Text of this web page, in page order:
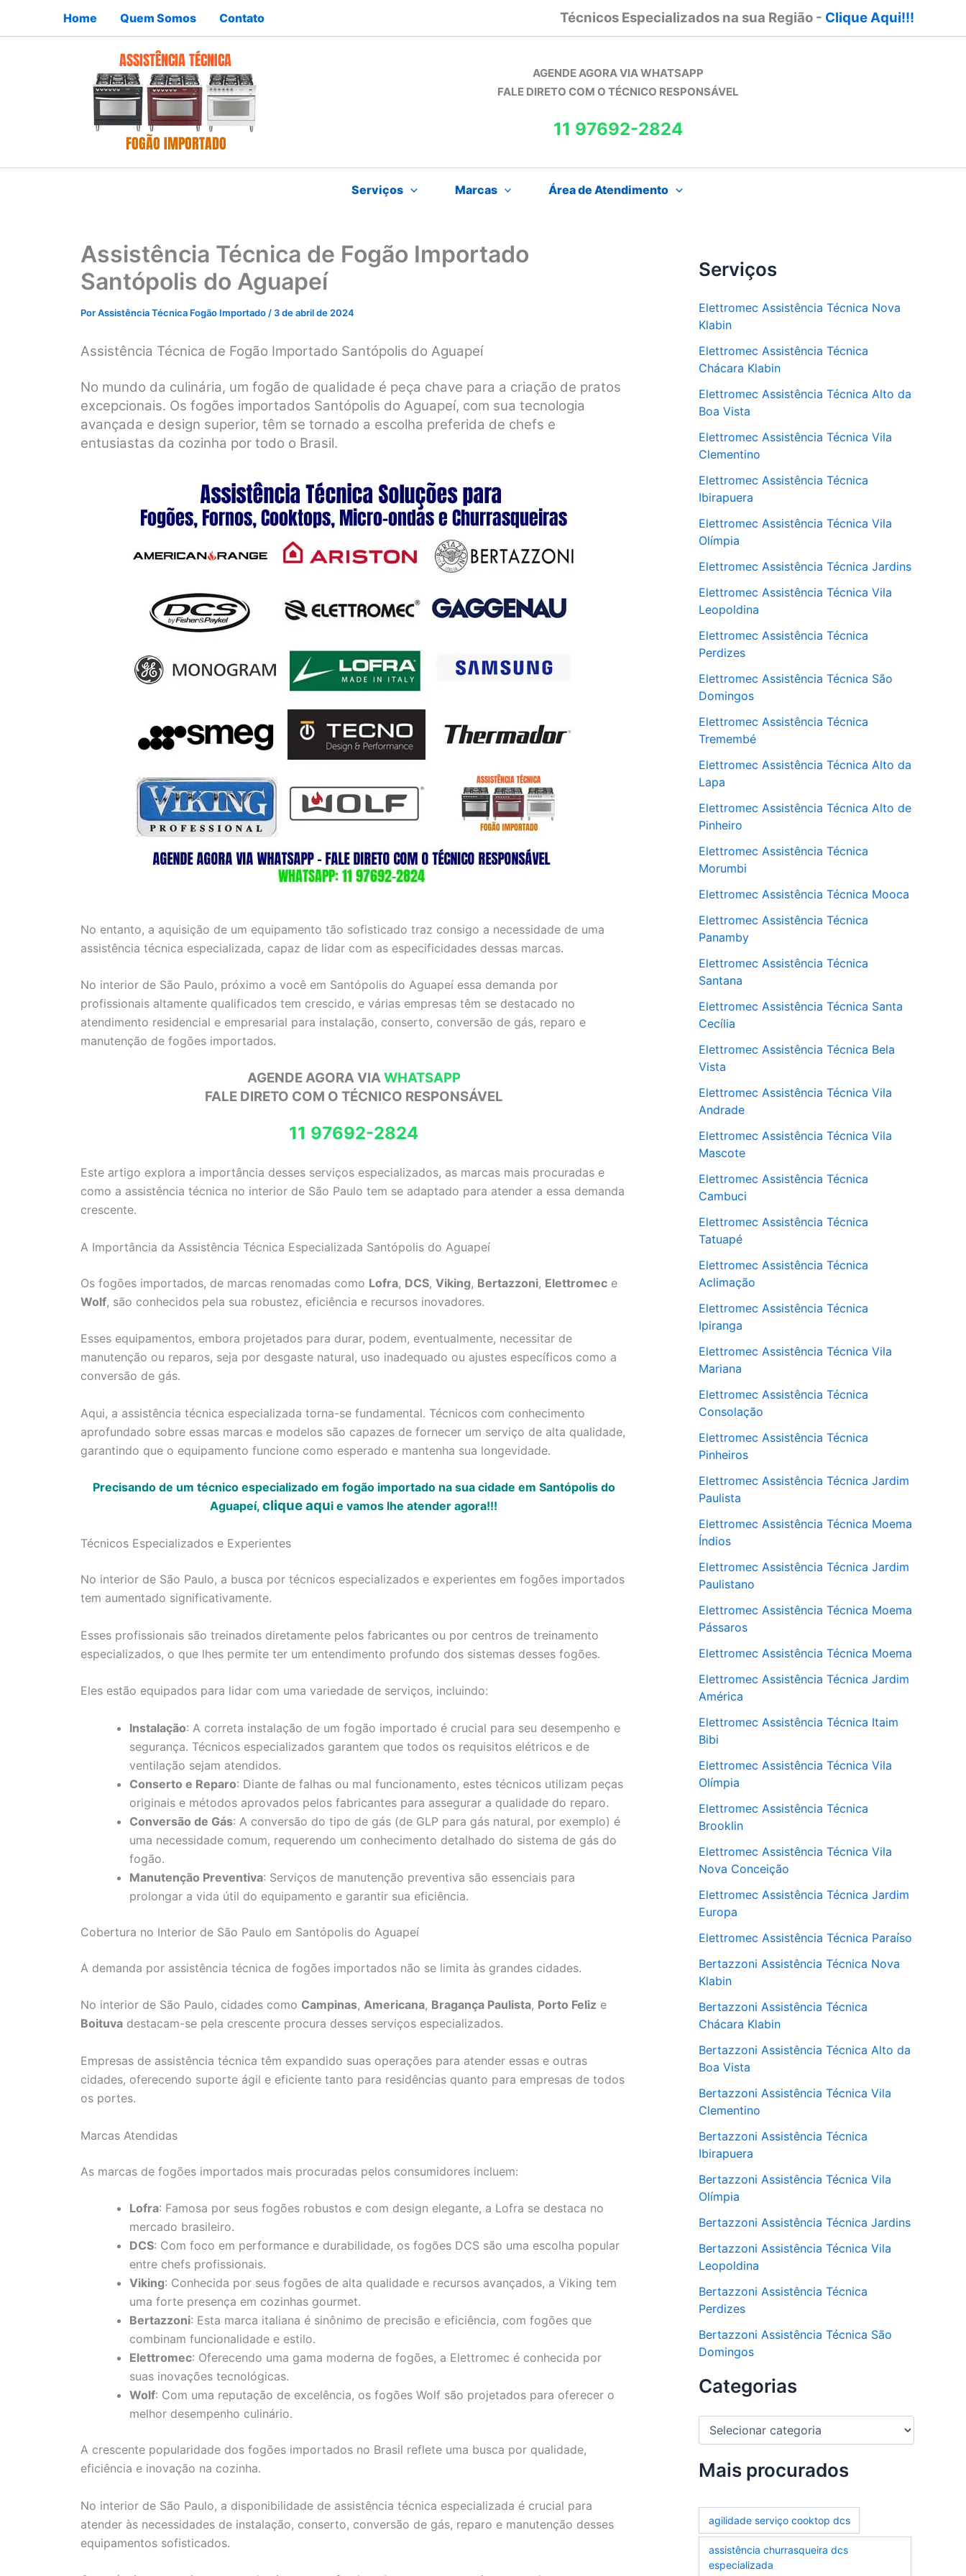
Home Quem Somos Contato Técnicos Especializados na sua Região - Clique Aqui!!!
AGENDE AGORA VIA WHATSAPP
FALE DIRETO COM O TÉCNICO RESPONSÁVEL
11 97692-2824
Serviços Marcas Área de Atendimento
Assistência Técnica de Fogão Importado
Santópolis do Aguapeí
PorAssistência Técnica Fogão Importado / 3 de abril de 2024
Assistência Técnica de Fogão Importado Santópolis do Aguapeí
No mundo da culinária, um fogão de qualidade é peça chave para a criação de pratos
excepcionais. Os fogões importados Santópolis do Aguapeí, com sua tecnologia
avançada e design superior, têm se tornado a escolha preferida de chefs e
entusiastas da cozinha por todo o Brasil.
No entanto, a aquisição de um equipamento tão sofisticado traz consigo a necessidade de uma
assistência técnica especializada, capaz de lidar com as especificidades dessas marcas.
No interior de São Paulo, próximo a você em Santópolis do Aguapeí essa demanda por
profissionais altamente qualificados tem crescido, e várias empresas têm se destacado no
atendimento residencial e empresarial para instalação, conserto, conversão de gás, reparo e
manutenção de fogões importados.
AGENDE AGORA VIAWHATSAPP
FALE DIRETO COM O TÉCNICO RESPONSÁVEL
11 97692-2824
Este artigo explora a importância desses serviços especializados, as marcas mais procuradas e
como a assistência técnica no interior de São Paulo tem se adaptado para atender a essa demanda
crescente.
A Importância da Assistência Técnica Especializada Santópolis do Aguapeí
Os fogões importados, de marcas renomadas como Lofra, DCS, Viking, Bertazzoni, Elettromec e
Wolf, são conhecidos pela sua robustez, eficiência e recursos inovadores.
Esses equipamentos, embora projetados para durar, podem, eventualmente, necessitar de
manutenção ou reparos, seja por desgaste natural, uso inadequado ou ajustes específicos como a
conversão de gás.
Aqui, a assistência técnica especializada torna-se fundamental. Técnicos com conhecimento
aprofundado sobre essas marcas e modelos são capazes de fornecer um serviço de alta qualidade,
garantindo que o equipamento funcione como esperado e mantenha sua longevidade.
Precisando de um técnico especializado em fogão importado na sua cidade em Santópolis do
Aguapeí, clique aqui e vamos lhe atender agora!!!
Técnicos Especializados e Experientes
No interior de São Paulo, a busca por técnicos especializados e experientes em fogões importados
tem aumentado significativamente.
Esses profissionais são treinados diretamente pelos fabricantes ou por centros de treinamento
especializados, o que lhes permite ter um entendimento profundo dos sistemas desses fogões.
Eles estão equipados para lidar com uma variedade de serviços, incluindo:
Instalação: A correta instalação de um fogão importado é crucial para seu desempenho e
segurança. Técnicos especializados garantem que todos os requisitos elétricos e de
ventilação sejam atendidos.
Conserto e Reparo: Diante de falhas ou mal funcionamento, estes técnicos utilizam peças
originais e métodos aprovados pelos fabricantes para assegurar a qualidade do reparo.
Conversão de Gás: A conversão do tipo de gás (de GLP para gás natural, por exemplo) é
uma necessidade comum, requerendo um conhecimento detalhado do sistema de gás do
fogão.
Manutenção Preventiva: Serviços de manutenção preventiva são essenciais para
prolongar a vida útil do equipamento e garantir sua eficiência.
Cobertura no Interior de São Paulo em Santópolis do Aguapeí
A demanda por assistência técnica de fogões importados não se limita às grandes cidades.
No interior de São Paulo, cidades como Campinas, Americana, Bragança Paulista, Porto Feliz e
Boituva destacam-se pela crescente procura desses serviços especializados.
Empresas de assistência técnica têm expandido suas operações para atender essas e outras
cidades, oferecendo suporte ágil e eficiente tanto para residências quanto para empresas de todos
os portes.
Marcas Atendidas
As marcas de fogões importados mais procuradas pelos consumidores incluem:
Lofra: Famosa por seus fogões robustos e com design elegante, a Lofra se destaca no
mercado brasileiro.
DCS: Com foco em performance e durabilidade, os fogões DCS são uma escolha popular
entre chefs profissionais.
Viking: Conhecida por seus fogões de alta qualidade e recursos avançados, a Viking tem
uma forte presença em cozinhas gourmet.
Bertazzoni: Esta marca italiana é sinônimo de precisão e eficiência, com fogões que
combinam funcionalidade e estilo.
Elettromec: Oferecendo uma gama moderna de fogões, a Elettromec é conhecida por
suas inovações tecnológicas.
Wolf: Com uma reputação de excelência, os fogões Wolf são projetados para oferecer o
melhor desempenho culinário.
A crescente popularidade dos fogões importados no Brasil reflete uma busca por qualidade,
eficiência e inovação na cozinha.
No interior de São Paulo, a disponibilidade de assistência técnica especializada é crucial para
atender às necessidades de instalação, conserto, conversão de gás, reparo e manutenção desses
equipamentos sofisticados.
Serviços
Elettromec Assistência Técnica Nova
Klabin
Elettromec Assistência Técnica
Chácara Klabin
Elettromec Assistência Técnica Alto da
Boa Vista
Elettromec Assistência Técnica Vila
Clementino
Elettromec Assistência Técnica
Ibirapuera
Elettromec Assistência Técnica Vila
Olímpia
Elettromec Assistência Técnica Jardins
Elettromec Assistência Técnica Vila
Leopoldina
Elettromec Assistência Técnica
Perdizes
Elettromec Assistência Técnica São
Domingos
Elettromec Assistência Técnica
Tremembé
Elettromec Assistência Técnica Alto da
Lapa
Elettromec Assistência Técnica Alto de
Pinheiro
Elettromec Assistência Técnica
Morumbi
Elettromec Assistência Técnica Mooca
Elettromec Assistência Técnica
Panamby
Elettromec Assistência Técnica
Santana
Elettromec Assistência Técnica Santa
Cecília
Elettromec Assistência Técnica Bela
Vista
Elettromec Assistência Técnica Vila
Andrade
Elettromec Assistência Técnica Vila
Mascote
Elettromec Assistência Técnica
Cambuci
Elettromec Assistência Técnica
Tatuapé
Elettromec Assistência Técnica
Aclimação
Elettromec Assistência Técnica
Ipiranga
Elettromec Assistência Técnica Vila
Mariana
Elettromec Assistência Técnica
Consolação
Elettromec Assistência Técnica
Pinheiros
Elettromec Assistência Técnica Jardim
Paulista
Elettromec Assistência Técnica Moema
Índios
Elettromec Assistência Técnica Jardim
Paulistano
Elettromec Assistência Técnica Moema
Pássaros
Elettromec Assistência Técnica Moema
Elettromec Assistência Técnica Jardim
América
Elettromec Assistência Técnica Itaim
Bibi
Elettromec Assistência Técnica Vila
Olímpia
Elettromec Assistência Técnica
Brooklin
Elettromec Assistência Técnica Vila
Nova Conceição
Elettromec Assistência Técnica Jardim
Europa
Elettromec Assistência Técnica Paraíso
Bertazzoni Assistência Técnica Nova
Klabin
Bertazzoni Assistência Técnica
Chácara Klabin
Bertazzoni Assistência Técnica Alto da
Boa Vista
Bertazzoni Assistência Técnica Vila
Clementino
Bertazzoni Assistência Técnica
Ibirapuera
Bertazzoni Assistência Técnica Vila
Olímpia
Bertazzoni Assistência Técnica Jardins
Bertazzoni Assistência Técnica Vila
Leopoldina
Bertazzoni Assistência Técnica
Perdizes
Bertazzoni Assistência Técnica São
Domingos
Categorias
C
e
g
r
a
Mais procurados
agilidade serviço cooktop dcs
assistência churrasqueira dcs
especializada